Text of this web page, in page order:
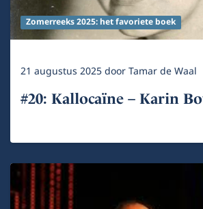
Zomerreeks 2025: het favoriete boek
21 augustus 2025doorTamar de Waal
#20: Kallocaïne – Karin